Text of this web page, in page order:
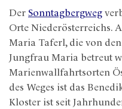
Der Sonntagbergweg
Orte Niederösterreichs.
Maria Taferl, die von
Jungfrau Maria betreut
Marienwallfahrtsorten
des Weges ist das
Kloster ist seit